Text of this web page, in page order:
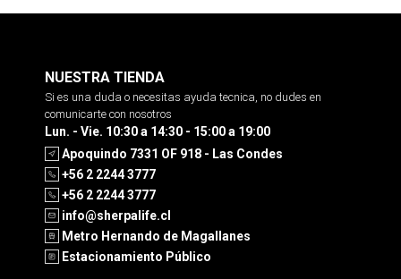
NUESTRA TIENDA
Si es una duda o necesitas ayuda tecnica, no dudes en
comunicarte con nosotros
Lun. - Vie. 10:30 a 14:30 - 15:00 a 19:00
Apoquindo 7331 OF 918 - Las Condes
+56 2 2244 3777
+56 2 2244 3777
info@sherpalife.cl
Metro Hernando de Magallanes
Estacionamiento Público